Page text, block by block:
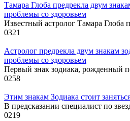
Тамара Глоба предрекла двум
проблемы со здоровьем
Известный астролог Тамара Глоба
0321
Астролог предрекла двум знакам
проблемы со здоровьем
Первый знак зодиака, рожденный
0258
Этим знакам Зодиака стоит
В предсказании специалист по
0219